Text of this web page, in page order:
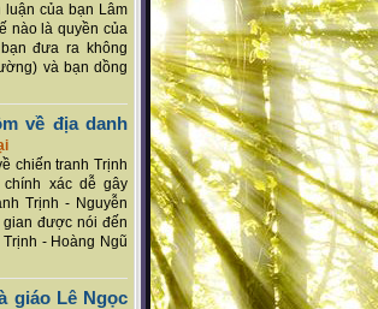
luận của bạn Lâm
nào là quyền của
đưa ra không
và bạn dồng
về địa danh
chiến tranh Trịnh
xác dễ gây
Trịnh - Nguyễn
được nói đến
- Hoàng Ngũ
giáo Lê Ngọc